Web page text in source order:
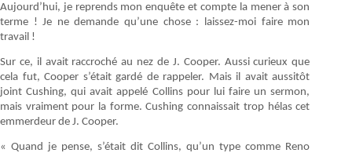
Aujourd’hui, je reprends mon enquête et compte la mener à son
terme ! Je ne demande qu’une chose : laissez-moi faire mon
travail !
Sur ce, il avait raccroché au nez de J. Cooper. Aussi curieux que
cela fut, Cooper s’était gardé de rappeler. Mais il avait aussitôt
joint Cushing, qui avait appelé Collins pour lui faire un sermon,
mais vraiment pour la forme. Cushing connaissait trop hélas cet
emmerdeur de J. Cooper.
« Quand je pense, s’était dit Collins, qu’un type comme Reno